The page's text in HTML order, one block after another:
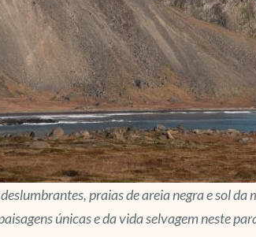
praias de areia negra e sol da
únicas e da vida selvagem neste